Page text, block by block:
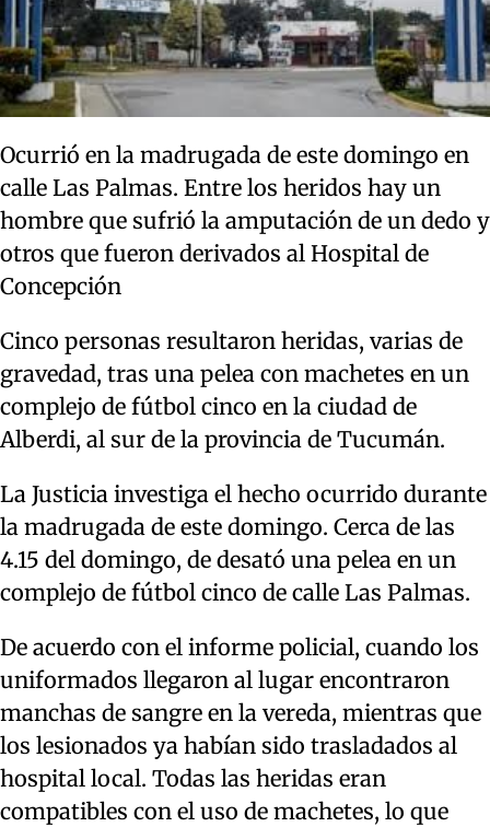
Ocurrió en la madrugada de este domingo en
calle Las Palmas. Entre los heridos hay un
hombre que sufrió la amputación de un dedo y
otros que fueron derivados al Hospital de
Concepción
Cinco personas resultaron heridas, varias de
gravedad, tras una pelea con machetes en un
complejo de fútbol cinco en la ciudad de
Alberdi, al sur de la provincia de Tucumán.
La Justicia investiga el hecho ocurrido durante
la madrugada de este domingo. Cerca de las
4.15 del domingo, de desató una pelea en un
complejo de fútbol cinco de calle Las Palmas.
De acuerdo con el informe policial, cuando los
uniformados llegaron al lugar encontraron
manchas de sangre en la vereda, mientras que
los lesionados ya habían sido trasladados al
hospital local. Todas las heridas eran
compatibles con el uso de machetes, lo que